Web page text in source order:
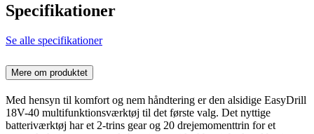
Specifikationer
Se alle specifikationer
Mere om produktet
Med hensyn til komfort og nem håndtering er den alsidige EasyDrill
18V-40 multifunktionsværktøj til det første valg. Det nyttige
batteriværktøj har et 2-trins gear og 20 drejemomenttrin for et